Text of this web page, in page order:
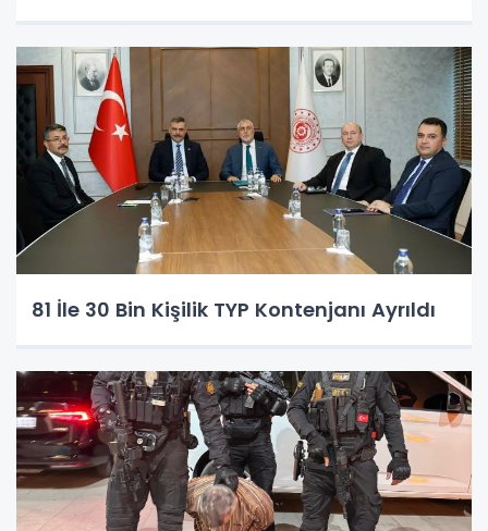
81 İle 30 Bin Kişilik TYP Kontenjanı Ayrıldı